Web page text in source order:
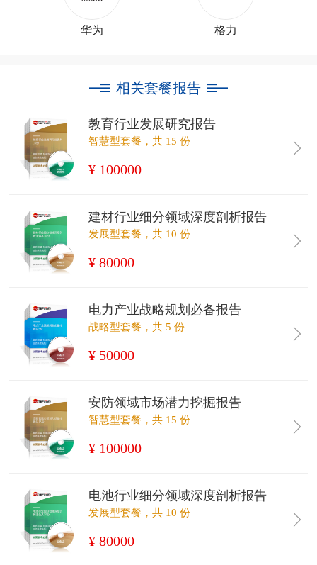
华为 格力
相关套餐报告
教育行业发展研究报告
智慧型套餐，共 15 份
¥ 100000
建材行业细分领域深度剖析报告
发展型套餐，共 10 份
¥ 80000
电力产业战略规划必备报告
战略型套餐，共 5 份
¥ 50000
安防领域市场潜力挖掘报告
智慧型套餐，共 15 份
¥ 100000
电池行业细分领域深度剖析报告
发展型套餐，共 10 份
¥ 80000